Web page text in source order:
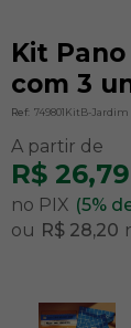
Kit
com 3
Ref: 749801KitB-Jardim
R$ 26,79
no PIX (5%
ou R$ 28,20